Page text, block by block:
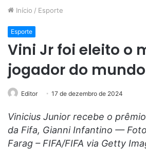
Início / Esporte
Esporte
Vini Jr foi eleito o
jogador do mundo
Editor 17 de dezembro de 2024
Vinicius Junior recebe o
da Fifa, Gianni Infantino —
Farag – FIFA/FIFA via Getty